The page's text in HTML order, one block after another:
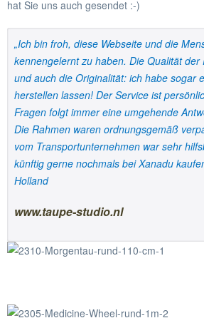
hat Sie uns auch gesendet :-)
„Ich bin froh, diese Webseite und die
kennengelernt zu haben. Die Qualität
und auch die Originalität: ich habe sogar
herstellen lassen! Der Service ist
Fragen folgt immer eine umgehende
Die Rahmen waren ordnungsgemäß
vom Transportunternehmen war sehr
künftig gerne nochmals bei Xanadu
Holland
www.taupe-studio.nl